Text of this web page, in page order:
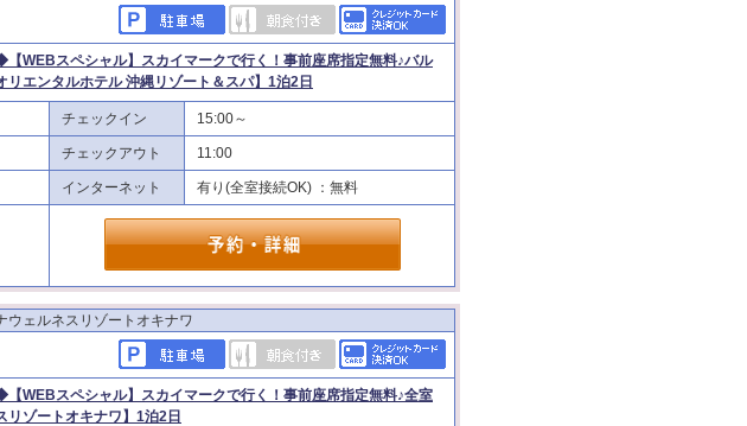
WEBスペシャル】スカイマークで行く！事前座席指定無料♪バル
エンタルホテル 沖縄リゾート＆スパ】1泊2日
チェックイン 15:00～
チェックアウト 11:00
インターネット 有り(全室接続OK) ：無料
ウェルネスリゾートオキナワ
WEBスペシャル】スカイマークで行く！事前座席指定無料♪全室
リゾートオキナワ】1泊2日